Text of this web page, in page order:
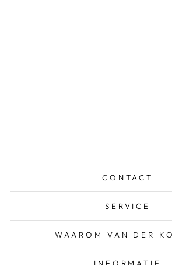
CONTACT
SERVICE
WAAROM VAN DER
INFORMATIE